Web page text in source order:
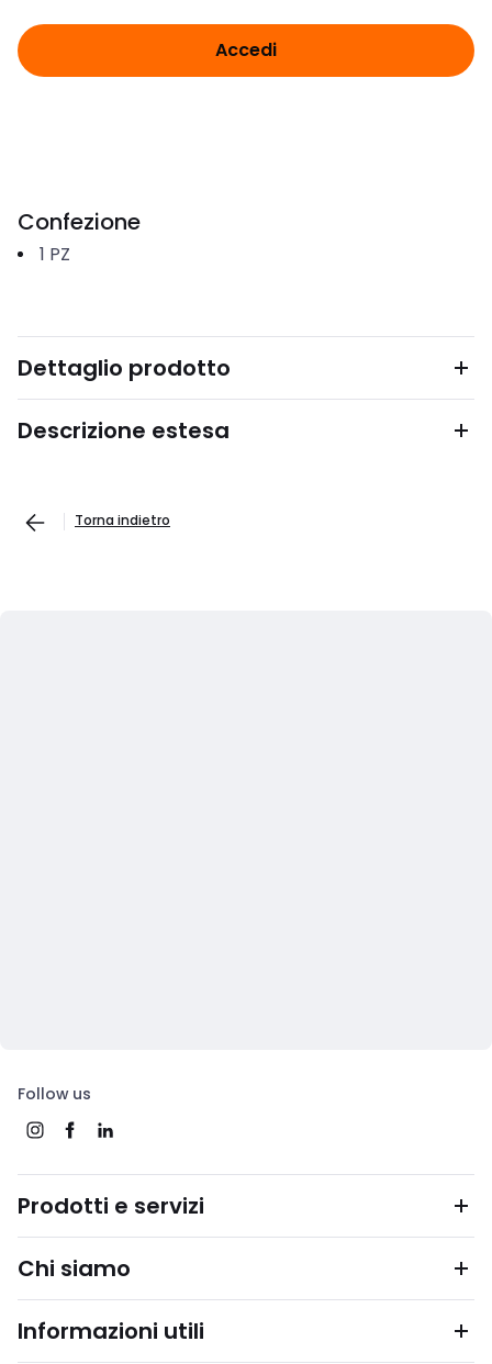
Accedi
Confezione
1 PZ
Dettaglio prodotto
Descrizione estesa
Torna indietro
Follow us
Prodotti e servizi
Chi siamo
Informazioni utili